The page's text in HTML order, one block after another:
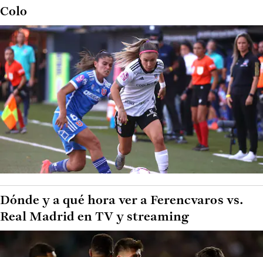
Colo
Dónde y a qué hora ver a Ferencvaros vs.
Real Madrid en TV y streaming